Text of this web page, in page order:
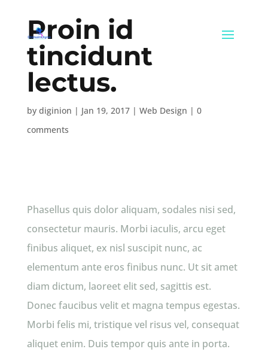
Proin id
tincidunt
lectus.
by diginion | Jan 19, 2017| Web Design | 0
comments
Phasellus quis dolor aliquam, sodales nisi sed,
consectetur mauris. Morbi iaculis, arcu eget
finibus aliquet, ex nisl suscipit nunc, ac
elementum ante eros finibus nunc. Ut sit amet
diam dictum, laoreet elit sed, sagittis est.
Donec faucibus velit et magna tempus egestas.
Morbi felis mi, tristique vel risus vel, consequat
aliquet enim. Duis tempor quis ante in porta.